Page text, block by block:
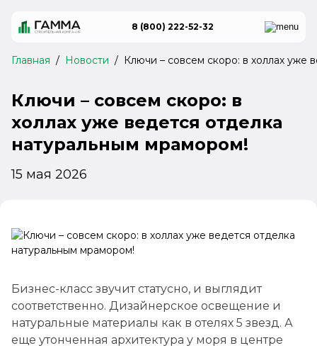
8 (800) 222-52-32
Главная Новости Ключи – совсем скоро: в холлах уже
Ключи – совсем скоро: в
холлах уже ведется отделка
натуральным мрамором!
15 мая 2026
Бизнес-класс звучит статусно, и выглядит
соответственно. Дизайнерское освещение и
натуральные материалы как в отелях 5 звезд. А
еще утонченная архитектура у моря в центре
Жилые комплексы
12 проектов
ЖК "Центральный"
г. Анапа
КП "Семигорье"
г. Новороссийск
от 18.2 млн ₽
Покупателям
Новости
г. Анапа, ул.Шевченко 288, корпус 1
Бесплатно по России
Заказать звонок
Способы покупки
Ипотека
г. Анапа, ул.Шевченко 288, корпус 1
Бесплатно по России
Заказать звонок